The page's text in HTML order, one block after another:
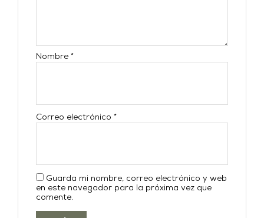
Nombre*
Correo electrónico*
Guarda mi nombre, correo electrónico y web
en este navegador para la próxima vez que
comente.